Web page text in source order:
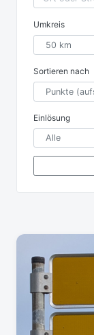
Umkreis
Sortieren nach
Einlösung